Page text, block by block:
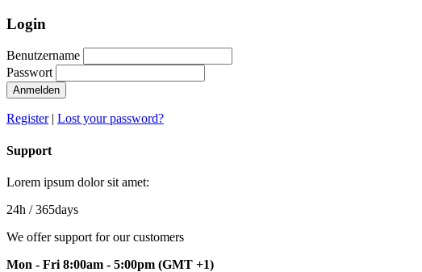
Login
Benutzername
Passwort
Anmelden
Register| Lost your password?
Support
Lorem ipsum dolor sit amet:
24h / 365days
We offer support for our customers
Mon - Fri 8:00am - 5:00pm (GMT +1)